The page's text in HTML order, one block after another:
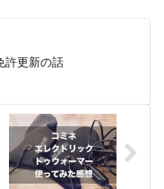
許更新の話